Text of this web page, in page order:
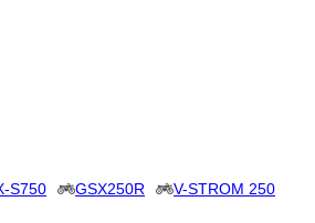
S750 GSX250R V-STROM 250